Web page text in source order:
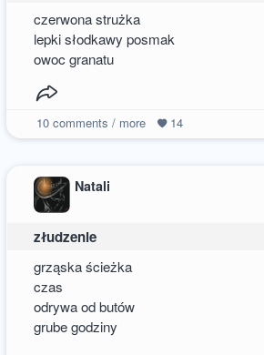
czerwona strużka
lepki słodkawy posmak
owoc granatu
10comments / more 14
Natali
złudzenie
grząska ścieżka
czas
odrywa od butów
grube godziny